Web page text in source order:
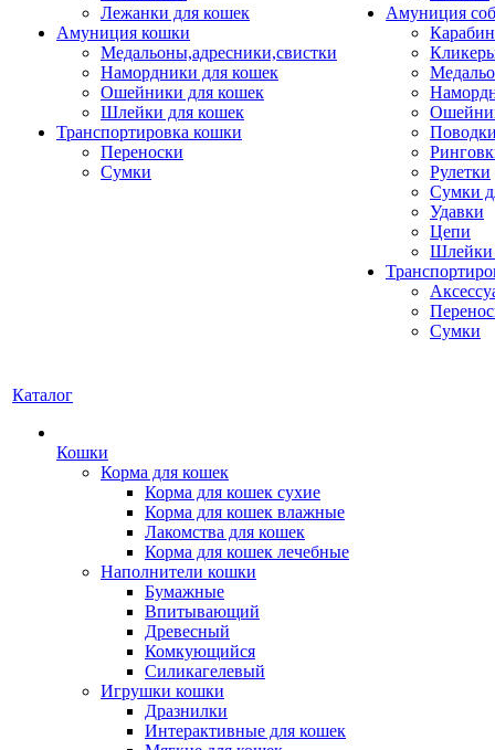
Лежанки для кошек
Амуниция кошки
Медальоны,адресники,свистки
Намордники для кошек
Ошейники для кошек
Шлейки для кошек
Транспортировка кошки
Переноски
Сумки
Амуниция
Рулетки
Сумки
Удавки
Цепи
Шлейки
Сумки
Каталог
Кошки
Корма для кошек
Корма для кошек сухие
Корма для кошек влажные
Лакомства для кошек
Корма для кошек лечебные
Наполнители кошки
Бумажные
Впитывающий
Древесный
Комкующийся
Силикагелевый
Игрушки кошки
Дразнилки
Интерактивные для кошек